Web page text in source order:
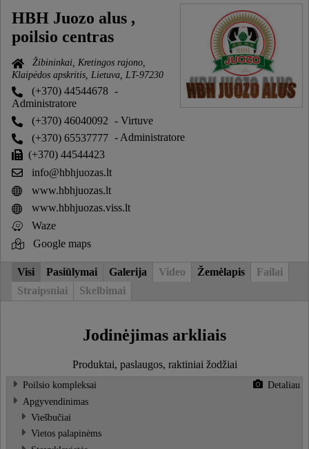
HBH Juozo alus ,
poilsio centras
Žibininkai, Kretingos rajono,
Klaipėdos apskritis, Lietuva, LT-97230
(+370) 44544678 -
Administratore
(+370) 46040092 - Virtuve
(+370) 65537777 - Administratore
(+370) 44544423
info@hbhjuozas.lt
www.hbhjuozas.lt
www.hbhjuozas.viss.lt
Waze
Google maps
Visi Pasiūlymai Galerija Video Žemėlapis
Failai
Straipsniai
Skelbimai
Jodinėjimas arkliais
Produktai, paslaugos, raktiniai žodžiai
Poilsio kompleksai
Detaliau
Apgyvendinimas
Viešbučiai
Vietos palapinėms